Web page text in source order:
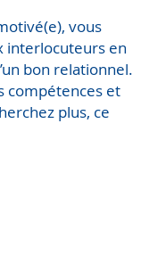
vous
interlocuteurs en
bon relationnel.
compétences et
plus, ce